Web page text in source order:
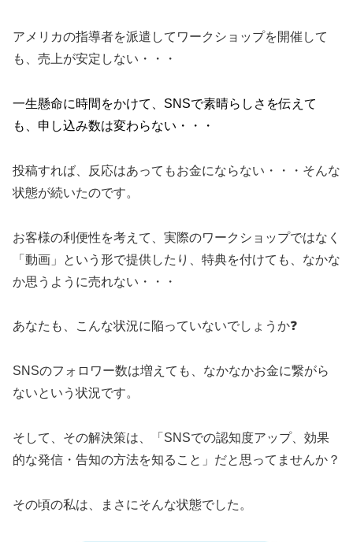
アメリカの指導者を派遣してワークショップを開催して
も、売上が安定しない・・・
一生懸命に時間をかけて、SNSで素晴らしさを伝えて
も、申し込み数は変わらない・・・
投稿すれば、反応はあってもお金にならない・・・そんな
状態が続いたのです。
お客様の利便性を考えて、実際のワークショップではなく
「動画」という形で提供したり、特典を付けても、なかな
か思うように売れない・・・
あなたも、こんな状況に陥っていないでしょうか❓
SNSのフォロワー数は増えても、なかなかお金に繋がら
ないという状況です。
そして、その解決策は、「SNSでの認知度アップ、効果
的な発信・告知の方法を知ること」だと思ってませんか？
その頃の私は、まさにそんな状態でした。